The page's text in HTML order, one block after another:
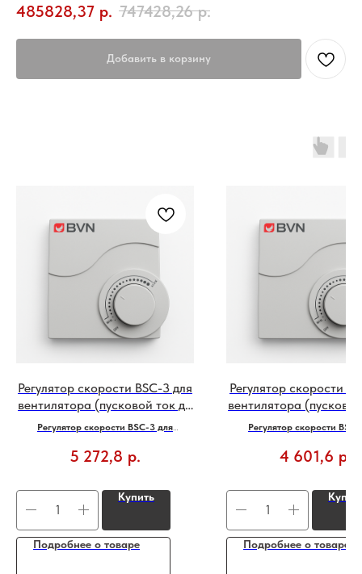
485828,37 р. 747428,26 р.
Добавить в корзину
Регулятор скорости BSC-3 для
вентилятора (пусковой ток до
10 Ампер), бренд: BVN, Турция
Регулятор скорости BSC-3 для
Ампер), бренд: BVN, Турция
5 272,8 р.
Купить
Подробнее о товаре
Регулятор скорости
вентилятора
2 Ампер)
Регулятор скорости BSC-
симисторный, бренд: BVN,
эксплуатации.
Характеристики: питание от
4 601,6 р.
Подробнее о товаре